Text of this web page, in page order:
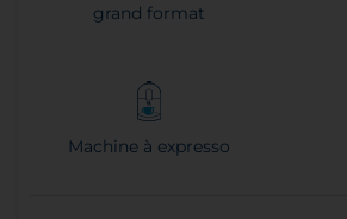
grand format
Machine à expresso